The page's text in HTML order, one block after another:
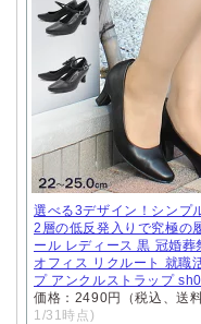
選べる3デザイン！シンプ
2層の低反発入りで究極の
ール レディース 黒 冠婚葬
オフィス リクルート 就職
プ アンクルストラップ
価格：2490円（税込、送
1/31時点)